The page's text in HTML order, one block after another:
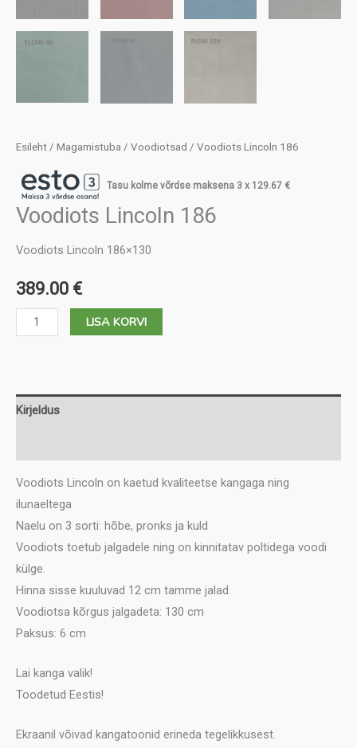
Esileht / Magamistuba / Voodiotsad / Voodiots Lincoln 186
Tasu kolme võrdse maksena 3 x 129.67 €
Voodiots Lincoln 186
Voodiots Lincoln 186×130
389.00 €
Voodiots
Lincoln
LISA KORVI
Kirjeldus
Voodiots Lincoln on kaetud kvaliteetse kangaga ning
ilunaeltega
Naelu on 3 sorti: hõbe, pronks ja kuld
Voodiots toetub jalgadele ning on kinnitatav poltidega voodi
külge.
Hinna sisse kuuluvad 12 cm tamme jalad.
Voodiotsa kõrgus jalgadeta: 130 cm
Paksus: 6 cm
Lai kanga valik!
Toodetud Eestis!
Ekraanil võivad kangatoonid erineda tegelikkusest.